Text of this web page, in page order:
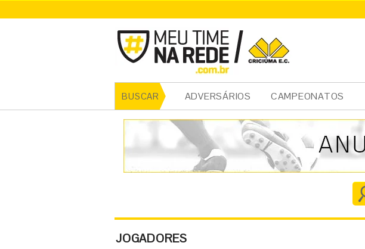
BUSCAR ADVERSÁRIOS CAMPEONATOS
JOGADORES